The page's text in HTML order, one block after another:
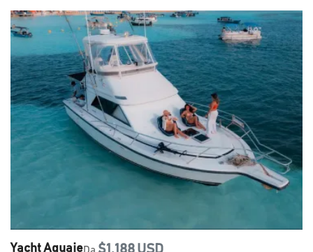
Yacht Aguaje $1,188 USD